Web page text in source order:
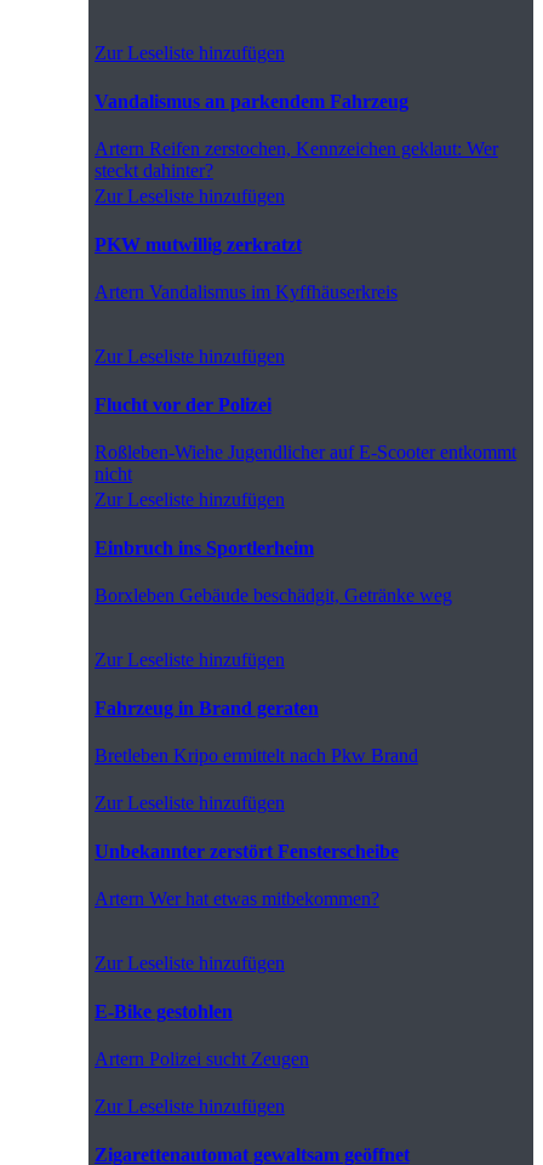
Zur Leseliste hinzufügen
Vandalismus an parkendem Fahrzeug
Artern Reifen zerstochen, Kennzeichen geklaut: Wer
steckt dahinter?
Zur Leseliste hinzufügen
PKW mutwillig zerkratzt
Artern Vandalismus im Kyffhäuserkreis
Zur Leseliste hinzufügen
Flucht vor der Polizei
Roßleben-WieheJugendlicher auf E-Scooter entkommt
nicht
Zur Leseliste hinzufügen
Einbruch ins Sportlerheim
Borxleben Gebäude beschädgit, Getränke weg
Zur Leseliste hinzufügen
Fahrzeug in Brand geraten
Bretleben Kripo ermittelt nach Pkw Brand
Zur Leseliste hinzufügen
Unbekannter zerstört Fensterscheibe
Artern Wer hat etwas mitbekommen?
Zur Leseliste hinzufügen
E-Bike gestohlen
Artern Polizei sucht Zeugen
Zur Leseliste hinzufügen
Zigarettenautomat gewaltsam geöffnet